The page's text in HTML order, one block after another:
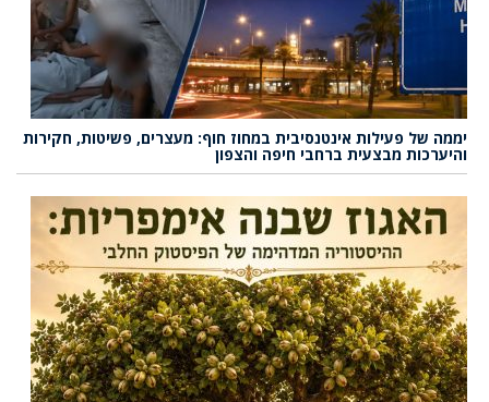
יממה של פעילות אינטנסיבית במחוז חוף: מעצרים, פשיטות, חקירות
והיערכות מבצעית ברחבי חיפה והצפון